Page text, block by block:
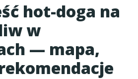
hot-doga na
w
— mapa,